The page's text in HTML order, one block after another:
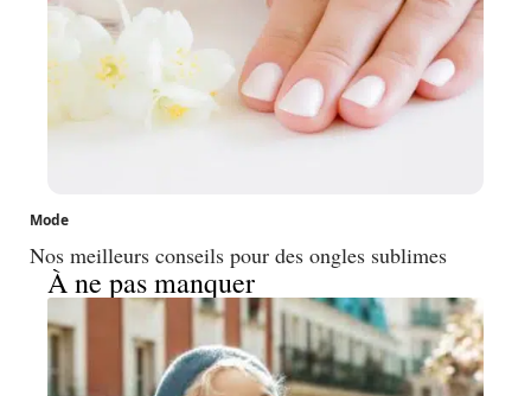
Mode
Nos meilleurs conseils pour des ongles sublimes
À ne pas manquer